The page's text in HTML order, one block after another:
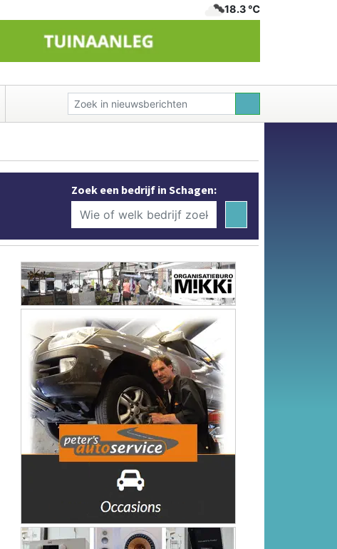
18.3 ℃
Zoek een bedrijf in Schagen: